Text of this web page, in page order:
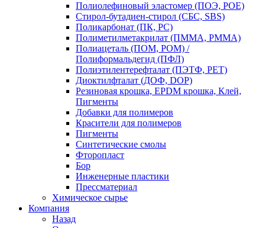
Полиолефиновый эластомер (ПОЭ, POE)
Стирол-бутадиен-стирол (СБС, SBS)
Поликарбонат (ПК, PC)
Полиметилметакрилат (ПММА, PMMA)
Полиацеталь (ПОМ, POM) /
Полиформальдегид (ПФЛ)
Полиэтилентерефталат (ПЭТФ, PET)
Диоктилфталат (ДОФ, DOP)
Резиновая крошка, EPDM крошка, Клей,
Пигменты
Добавки для полимеров
Красители для полимеров
Пигменты
Синтетические смолы
Фторопласт
Бор
Инженерные пластики
Прессматериал
Химическое сырье
Компания
Назад